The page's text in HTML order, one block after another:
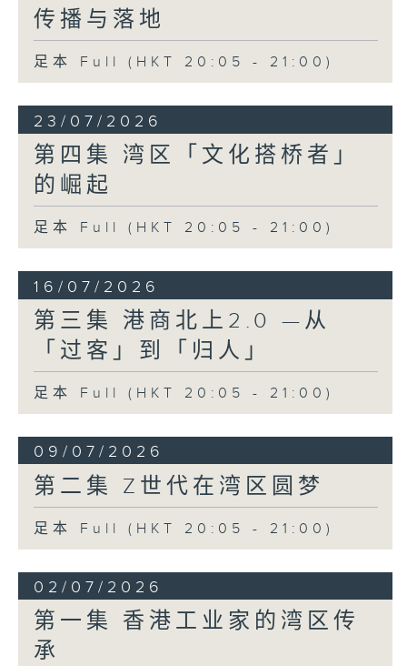
传播与落地
足本 Full (HKT 20:05 - 21:00)
23/07/2026
第四集 湾区「文化搭桥者」
的崛起
足本 Full (HKT 20:05 - 21:00)
16/07/2026
第三集 港商北上2.0 —从
「过客」到「归人」
足本 Full (HKT 20:05 - 21:00)
09/07/2026
第二集 Z世代在湾区圆梦
足本 Full (HKT 20:05 - 21:00)
02/07/2026
第一集 香港工业家的湾区传
承